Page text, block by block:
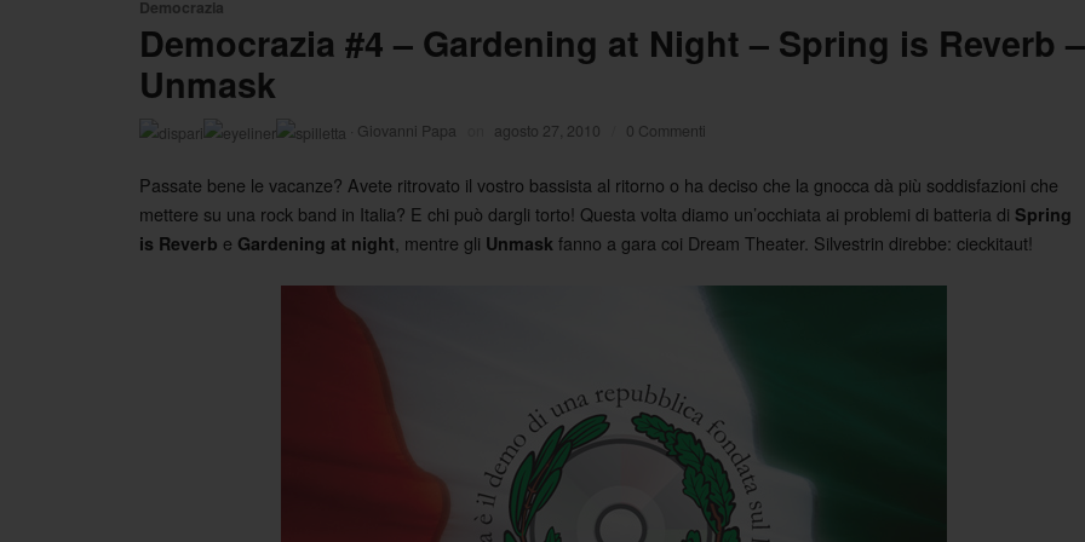
Democrazia
Democrazia #4 – Gardening at Night – Spring is Reverb –
Unmask
Giovanni Papa agosto 27, 2010 0 Commenti
Passate bene le vacanze? Avete ritrovato il vostro bassista al ritorno o ha deciso che la gnocca dà più soddisfazioni che
mettere su una rock band in Italia? E chi può dargli torto! Questa volta diamo un’occhiata ai problemi di batteria di Spring
is Reverb e Gardening at night, mentre gli Unmask fanno a gara coi Dream Theater. Silvestrin direbbe: cieckitaut!